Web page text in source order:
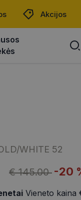
Akcijos
WHITE 52
€ 145.00 -20
Vieneto kaina